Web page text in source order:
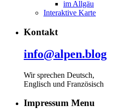
im Allgäu
Interaktive Karte
Kontakt
info@alpen.blog
Wir sprechen Deutsch,
Englisch und Französisch
Impressum Menu